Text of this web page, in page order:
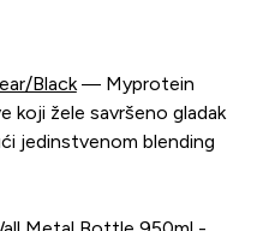
Black— Myprotein
koji žele savršeno gladak
jedinstvenom blending